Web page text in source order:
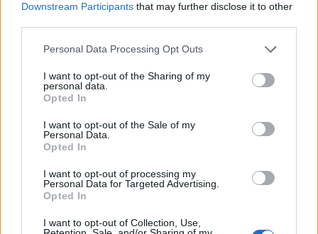
Downstream Participants that may further disclose it to other
Please note that this website/app uses one or more Google
not limited to your visit or usage behaviour. You may click to
grant or deny consent to Google and its third-party tags to
use your data for below specified purposes in below Google
consent section.
Personal Data Processing Opt Outs
I want to opt-out of the Sharing of my
personal data.
Opted In
I want to opt-out of the Sale of my
Personal Data.
Opted In
I want to opt-out of processing my
Personal Data for Targeted Advertising.
Opted In
I want to opt-out of Collection, Use,
Isztambul polgármestereként Erdogan
egyszer már előállt ötletével, de a
kilencvenes években még óriási volt az
ellenállás felvetésével szemben, hiszen sokak
számára a Hagia Sophia egyben a szekuláris
török köztársaság jelképének is számított.
A kritikus hangokkal szemben az elnök azzal
érvelt, hogy
„amikor a jeruzsálemi al-Aksza